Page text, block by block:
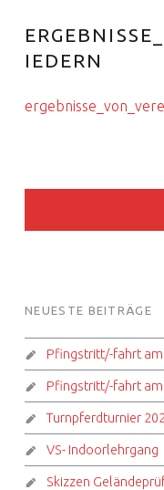
IEDERN
SIDEBAR
FOOTER SIDEBAR
NEUESTE BEITRÄGE
Pfingstritt/-fahrt am
Pfingstritt/-fahrt am
Turnpferdturnier
VS- Indoorlehrgang
Skizzen